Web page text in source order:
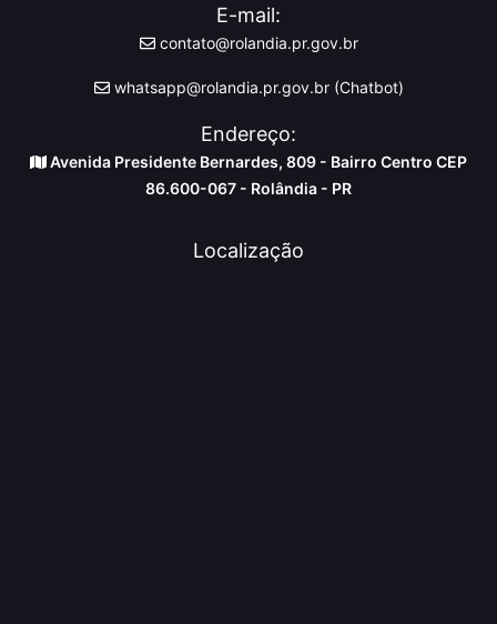
E-mail:
contato@rolandia.pr.gov.br
whatsapp@rolandia.pr.gov.br (Chatbot)
Endereço:
Avenida Presidente Bernardes, 809 - Bairro Centro CEP
86.600-067 - Rolândia - PR
Localização